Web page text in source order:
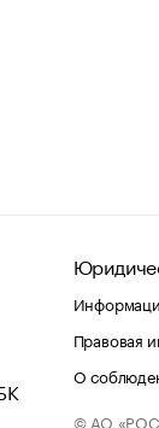
Правовая
О
© АО